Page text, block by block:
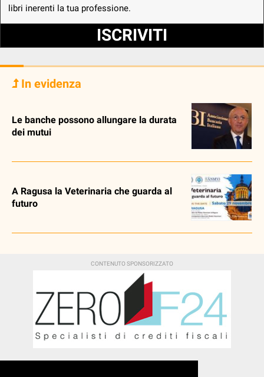
libri inerenti la tua professione.
ISCRIVITI
In evidenza
Le banche possono allungare la durata
dei mutui
A Ragusa la Veterinaria che guarda al
futuro